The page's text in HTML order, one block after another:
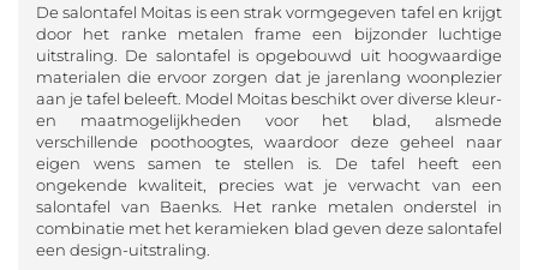
De salontafel Moitas is een strak vormgegeven tafel en krijgt
door het ranke metalen frame een bijzonder luchtige
uitstraling. De salontafel is opgebouwd uit hoogwaardige
materialen die ervoor zorgen dat je jarenlang woonplezier
aan je tafel beleeft. Model Moitas beschikt over diverse kleur-
en maatmogelijkheden voor het blad, alsmede
verschillende poothoogtes, waardoor deze geheel naar
eigen wens samen te stellen is. De tafel heeft een
ongekende kwaliteit, precies wat je verwacht van een
salontafel van Baenks. Het ranke metalen onderstel in
combinatie met het keramieken blad geven deze salontafel
een design-uitstraling.